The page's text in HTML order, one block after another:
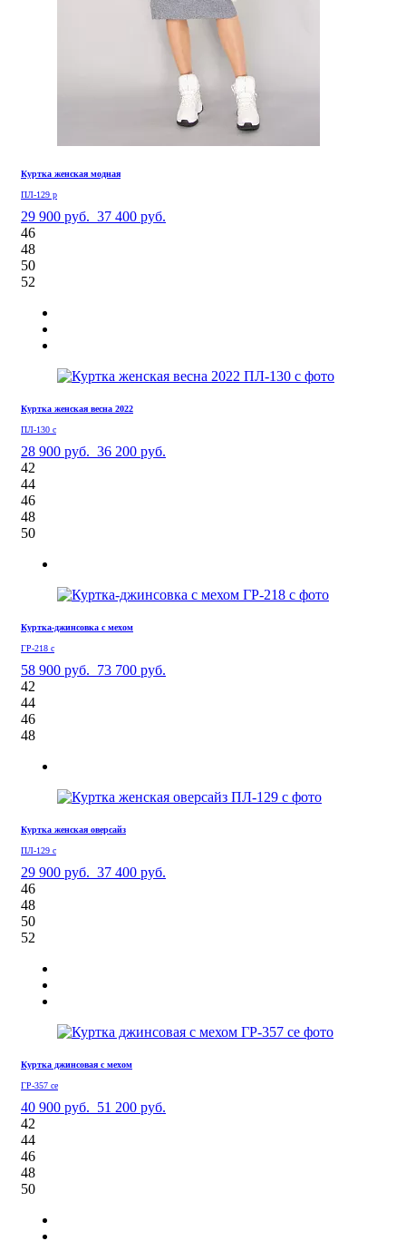
Куртка женская модная
ПЛ-129 р
29 900 руб. 37 400 руб.
46
48
50
52
Куртка женская весна 2022
ПЛ-130 с
28 900 руб. 36 200 руб.
42
44
46
48
50
Куртка-джинсовка с мехом
ГР-218 с
58 900 руб. 73 700 руб.
42
44
46
48
Куртка женская оверсайз
ПЛ-129 с
29 900 руб. 37 400 руб.
46
48
50
52
Куртка джинсовая с мехом
ГР-357 се
40 900 руб. 51 200 руб.
42
44
46
48
50